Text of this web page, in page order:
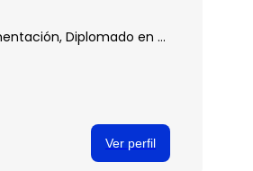
Médico cirujano y partero, Maestría en Nutrición Clínica y Alimentación, Diplomado en Bariatría Clínica
Ver perfil